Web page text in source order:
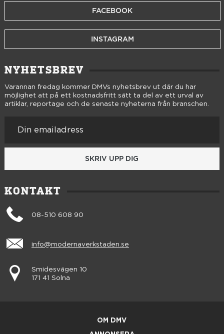
FACEBOOK
INSTAGRAM
NYHETSBREV
Varannan fredag kommer DMVs nyhetsbrev ut där du har
möjlighet att på ett kostnadsfritt sätt ta del av ett urval av
artiklar, reportage och de senaste nyheterna från branschen.
SKRIV UPP DIG
KONTAKT
08-510 608 90
info@modernaverkstaden.se
Smidesvägen 10
171 41 Solna
OM DMV